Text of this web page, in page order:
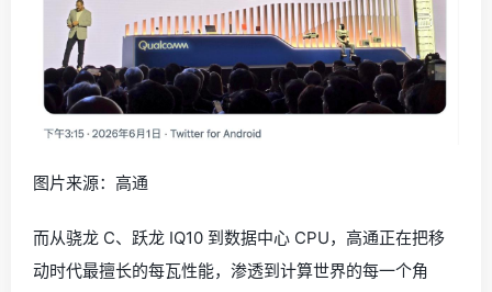
图片来源：高通
而从骁龙 C、跃龙 IQ10 到数据中心 CPU，高通正在把移
动时代最擅长的每瓦性能，渗透到计算世界的每一个角